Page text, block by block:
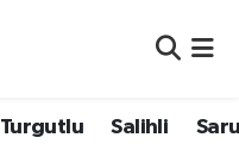
Turgutlu Salihli